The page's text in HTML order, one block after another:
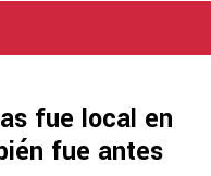
fue local en
fue antes